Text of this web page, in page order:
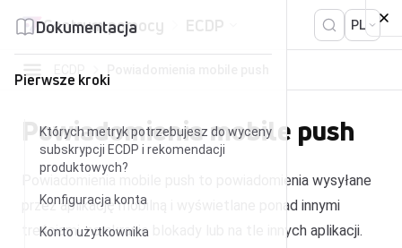
Centrum pomocy ECDP PL
Dokumentacja
Pierwsze kroki
Których metryk potrzebujesz do wyceny
subskrypcji ECDP i rekomendacji
produktowych?
Konfiguracja konta
Konto użytkownika
Powiadomienia mobile push
Powiadomienia mobile push to powiadomienia wysyłane
przez aplikację mobilną i wyświetlane ponad innymi
treściami, na ekranie blokady lub na tle innych aplikacji.